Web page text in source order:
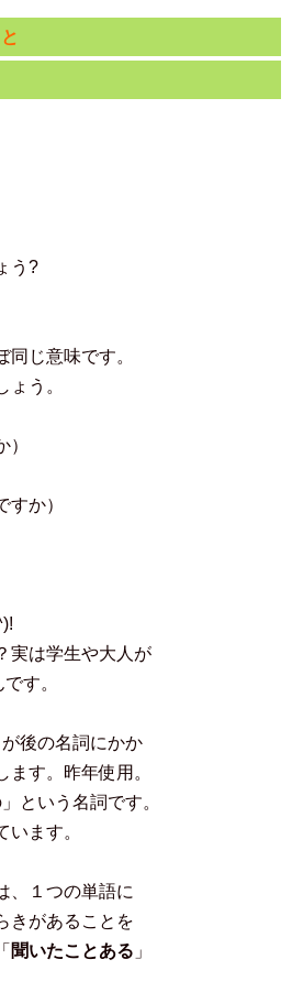
う?
同じ意味です。
う。
）
すか）
実は学生や大人が
す。
後の名詞にかか
ます。昨年使用。
という名詞です。
ます。
、１つの単語に
きがあることを
聞いたことある 」